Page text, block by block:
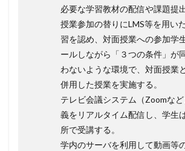
必要な学習教材の配信や課題提
授業参加の替りにLMS等を用い
習を認め、対面授業への参加学
ールしながら「３つの条件」が
わないような環境で、対面授業
併用した授業を実施する。
テレビ会議システム（Zoomな
義をリアルタイム配信し、学生
所で受講する。
学内のサーバを利用して動画等